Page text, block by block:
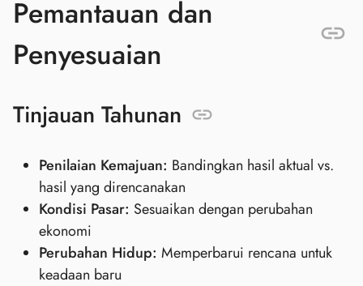
Pemantauan dan
Penyesuaian
Tinjauan Tahunan
Penilaian Kemajuan: Bandingkan hasil aktual vs.
hasil yang direncanakan
Kondisi Pasar: Sesuaikan dengan perubahan
ekonomi
Perubahan Hidup: Memperbarui rencana untuk
keadaan baru